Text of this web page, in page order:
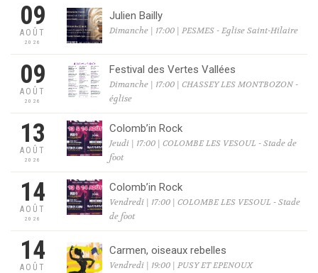
09
AOÛT
2026
Julien Bailly
Dimanche | 17:00 | PESMES - Eglise Saint-Hilaire
09
AOÛT
2026
Festival des Vertes Vallées
Dimanche | 17:00 | CHASSEY LES MONTBOZON -
église
13
AOÛT
2026
Colomb’in Rock
Jeudi | 17:00 | COLOMBE LES VESOUL - Stade de
foot
14
AOÛT
2026
Colomb’in Rock
Vendredi | 17:00 | COLOMBE LES VESOUL - Stade
de foot
14
AOÛT
Carmen, oiseaux rebelles
Vendredi | 19:00 | PUSY ET EPENOUX